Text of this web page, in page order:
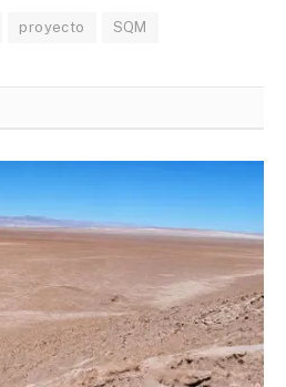
proyecto SQM